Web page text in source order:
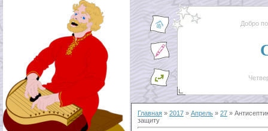
Добро
Главная » 2017 » Апрель » 27 »
защиту